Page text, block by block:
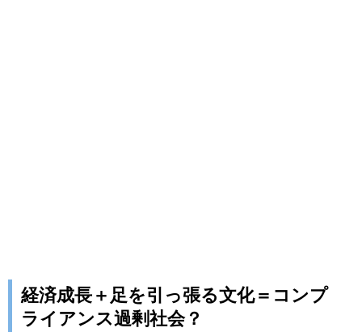
経済成長＋足を引っ張る文化＝コンプ
ライアンス過剰社会？